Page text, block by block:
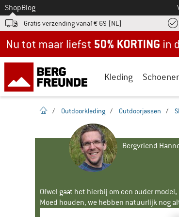
Naar
ShopBlog
Gratis verzending vanaf € 69 (NL)
Kleding
Startpagina
/ Outdoorkleding / Outdoorjassen /
Bergvriend
Ofwel gaat het hierbij om een ouder
Moed houden, we hebben natuurlijk nog